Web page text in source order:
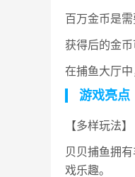
百万金币是
获得后的金币
在捕鱼大厅
游戏亮点
【多样玩法】
贝贝捕鱼拥
戏乐趣。